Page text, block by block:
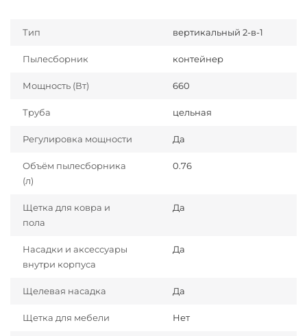
Тип вертикальный 2-в-1
Пылесборник контейнер
Мощность (Вт) 660
Труба цельная
Регулировка мощности Да
Объём пылесборника
(л)
0.76
Щетка для ковра и
пола
Да
Насадки и аксессуары
внутри корпуса
Да
Щелевая насадка Да
Щетка для мебели Нет